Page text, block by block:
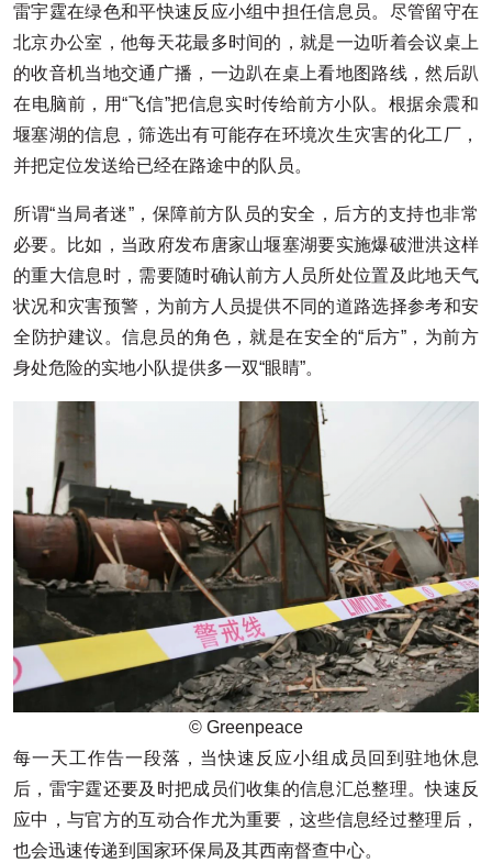
雷宇霆在绿色和平快速反应小组中担任信息员。尽管留守在
北京办公室，他每天花最多时间的，就是一边听着会议桌上
的收音机当地交通广播，一边趴在桌上看地图路线，然后趴
在电脑前，用“飞信”把信息实时传给前方小队。根据余震和
堰塞湖的信息，筛选出有可能存在环境次生灾害的化工厂，
并把定位发送给已经在路途中的队员。
所谓“当局者迷”，保障前方队员的安全，后方的支持也非常
必要。比如，当政府发布唐家山堰塞湖要实施爆破泄洪这样
的重大信息时，需要随时确认前方人员所处位置及此地天气
状况和灾害预警，为前方人员提供不同的道路选择参考和安
全防护建议。信息员的角色，就是在安全的“后方”，为前方
身处危险的实地小队提供多一双“眼睛”。
© Greenpeace
每一天工作告一段落，当快速反应小组成员回到驻地休息
后，雷宇霆还要及时把成员们收集的信息汇总整理。快速反
应中，与官方的互动合作尤为重要，这些信息经过整理后，
也会迅速传递到国家环保局及其西南督查中心。